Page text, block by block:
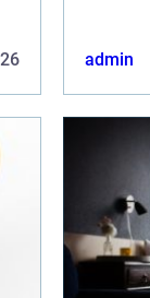
admin